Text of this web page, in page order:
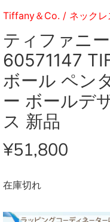
Tiffany＆Co. / ネックレ
ティファニ
60571147
ボール ペン
ー ボールデ
ス 新品
¥51,800
在庫切れ